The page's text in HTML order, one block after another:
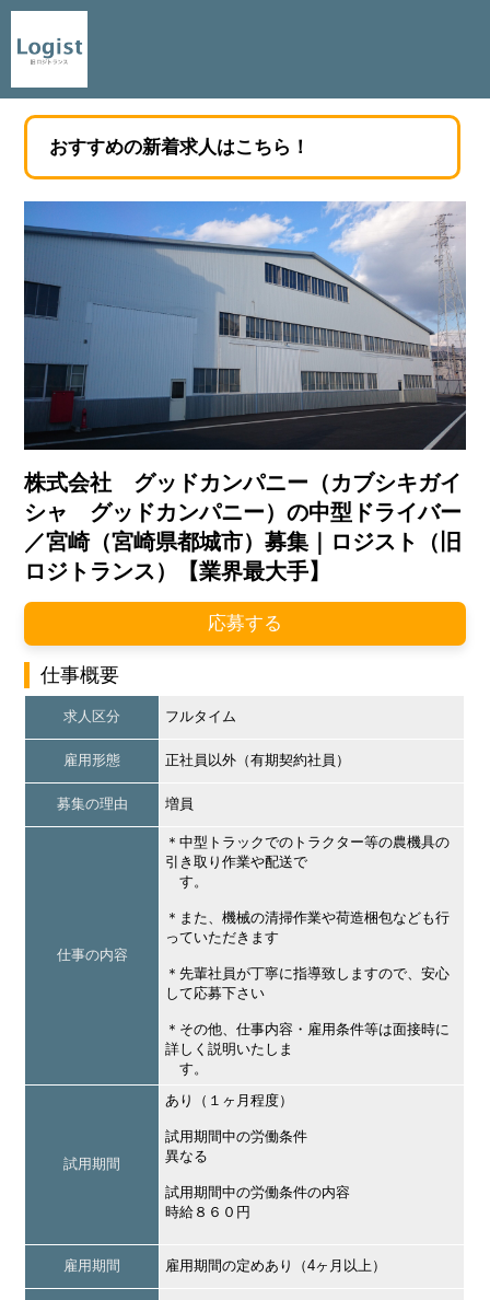
おすすめの新着求人はこちら！
株式会社 グッドカンパニー（カブシキガイ
シャ グッドカンパニー）の中型ドライバー
／宮崎（宮崎県都城市）募集｜ロジスト（旧
ロジトランス）【業界最大手】
応募する
仕事概要
求人区分 フルタイム
雇用形態 正社員以外（有期契約社員）
募集の理由 増員
仕事の内容
＊中型トラックでのトラクター等の農機具の
引き取り作業や配送で
す。
＊また、機械の清掃作業や荷造梱包なども行
っていただきます
＊先輩社員が丁寧に指導致しますので、安心
して応募下さい
＊その他、仕事内容・雇用条件等は面接時に
詳しく説明いたしま
す。
試用期間
あり（１ヶ月程度）
試用期間中の労働条件
異なる
試用期間中の労働条件の内容
時給８６０円
雇用期間 雇用期間の定めあり（4ヶ月以上）